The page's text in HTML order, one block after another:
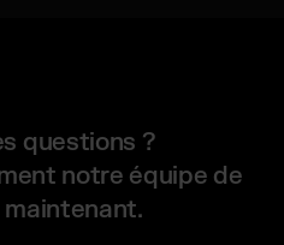
questions ?
notre équipe de